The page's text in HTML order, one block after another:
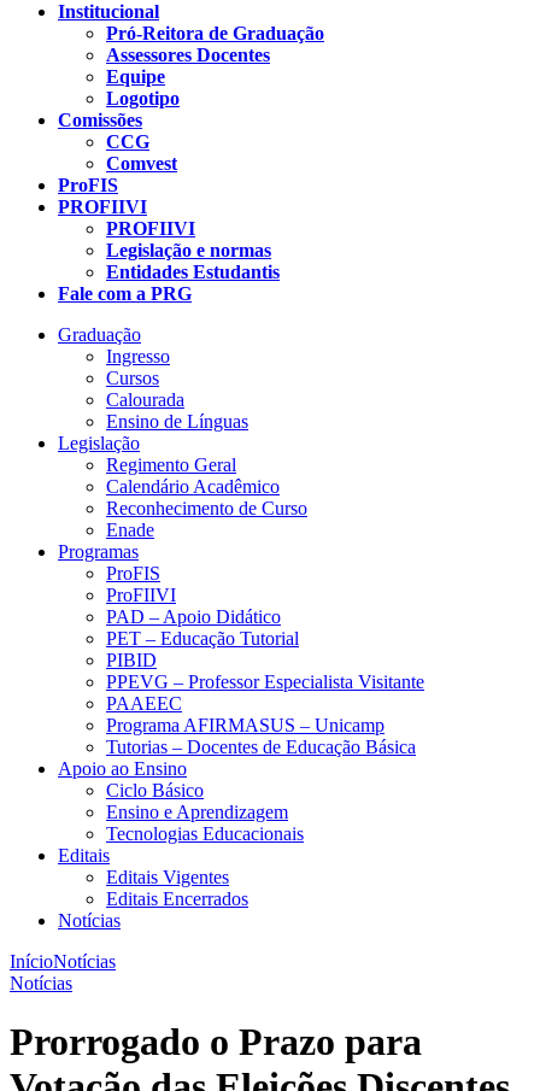
Institucional
Pró-Reitora de Graduação
Assessores Docentes
Equipe
Logotipo
Comissões
CCG
Comvest
ProFIS
PROFIIVI
PROFIIVI
Legislação e normas
Entidades Estudantis
Fale com a PRG
Graduação
Ingresso
Cursos
Calourada
Ensino de Línguas
Legislação
Regimento Geral
Calendário Acadêmico
Reconhecimento de Curso
Enade
Programas
ProFIS
ProFIIVI
PAD – Apoio Didático
PET – Educação Tutorial
PIBID
PPEVG – Professor Especialista Visitante
PAAEEC
Programa AFIRMASUS – Unicamp
Tutorias – Docentes de Educação Básica
Apoio ao Ensino
Ciclo Básico
Ensino e Aprendizagem
Tecnologias Educacionais
Editais
Editais Vigentes
Editais Encerrados
Notícias
InícioNotícias
Notícias
Prorrogado o Prazo para